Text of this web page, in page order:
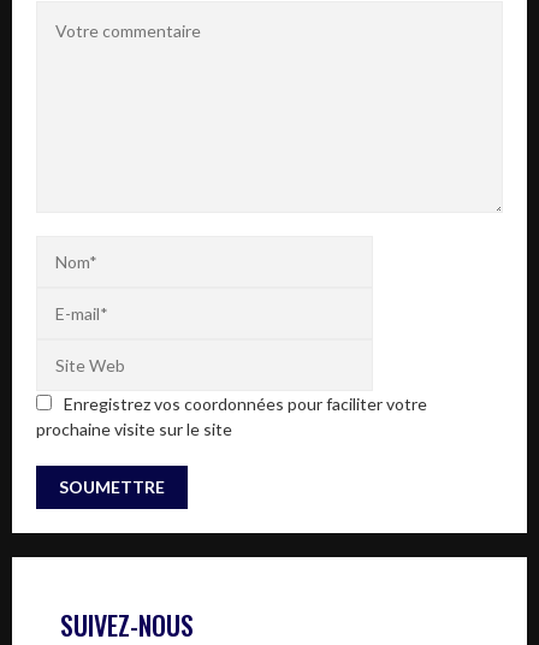
Enregistrez vos coordonnées pour faciliter votre
prochaine visite sur le site
SUIVEZ-NOUS